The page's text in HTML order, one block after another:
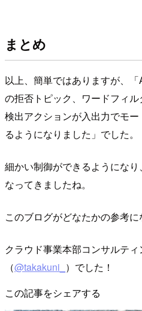
まとめ
以上、簡単ではありますが、
の拒否トピック、ワードフィ
検出アクションが入出力でモ
るようになりました」でした。
細かい制御ができるようにな
なってきましたね。
このブログがどなたかの参考に
クラウド事業本部コンサルテ
（@takakuni_ ）でした！
この記事をシェアする